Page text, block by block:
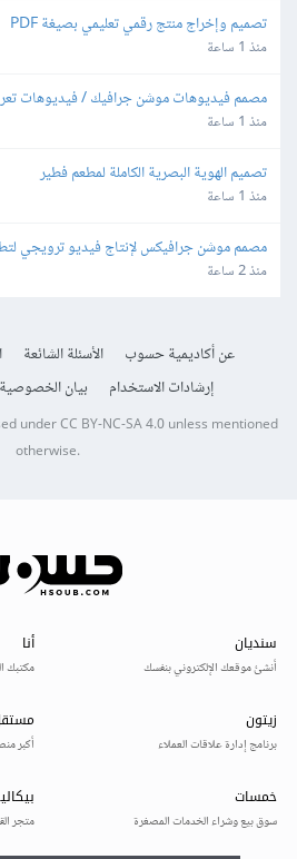
تصميم وإخراج منتج رقمي تعليمي بصيغة PDF
منذ 1 ساعة
مصمم فيديوهات موشن جرافيك / فيديوهات
منذ 1 ساعة
تصميم الهوية البصرية الكاملة لمطعم فطير
منذ 1 ساعة
مصمم موشن جرافيكس لإنتاج فيديو ترويجي
منذ 2 ساعة
عن أكاديمية حسوب الأسئلة الشائعة
إرشادات الاستخدام
بيان الخصوصية
underCC BY-NC-SA 4.0unless mentioned
otherwise.